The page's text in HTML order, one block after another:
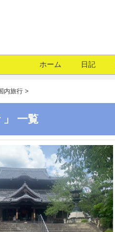
ホーム 日記
内旅行 >
」 一覧